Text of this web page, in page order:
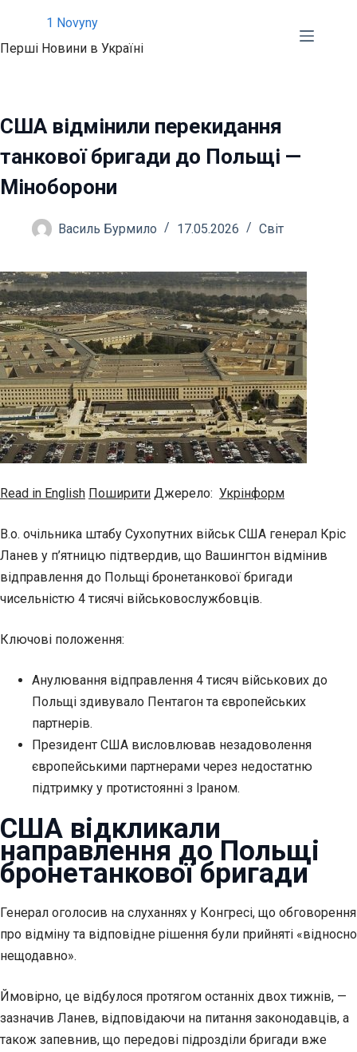
вмісту
1 Novyny
Перші Новини в Україні
США відмінили перекидання
танкової бригади до Польщі —
Міноборони
Василь Бурмило 17.05.2026 Світ
Read in English Поширити Джерело: Укрінформ
В.о. очільника штабу Сухопутних військ США генерал Кріс
Ланев у п’ятницю підтвердив, що Вашингтон відмінив
відправлення до Польщі бронетанкової бригади
чисельністю 4 тисячі військовослужбовців.
Ключові положення:
Анулювання відправлення 4 тисяч військових до
Польщі здивувало Пентагон та європейських
партнерів.
Президент США висловлював незадоволення
європейськими партнерами через недостатню
підтримку у протистоянні з Іраном.
США відкликали
направлення до Польщі
бронетанкової бригади
Генерал оголосив на слуханнях у Конгресі, що обговорення
про відміну та відповідне рішення були прийняті «відносно
нещодавно».
Ймовірно, це відбулося протягом останніх двох тижнів, —
зазначив Ланев, відповідаючи на питання законодавців, а
також запевнив, що передові підрозділи бригади вже